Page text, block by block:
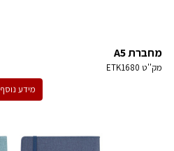
מחברת A5
מק''ט ETK1680
מידע נוסף